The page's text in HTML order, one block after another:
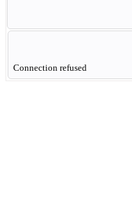
Connection refused